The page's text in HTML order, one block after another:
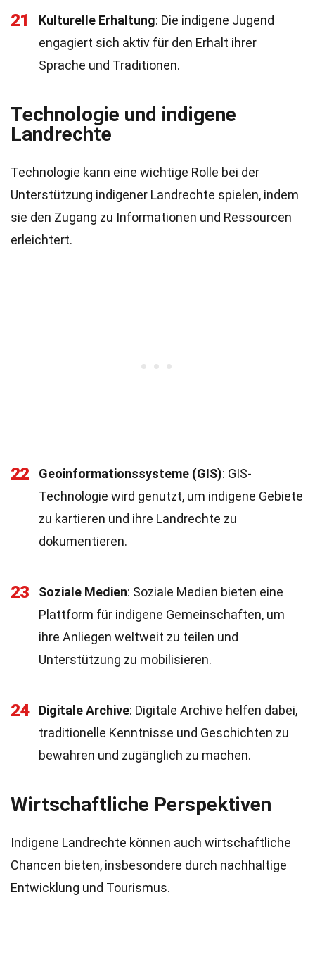
21 Kulturelle Erhaltung: Die indigene Jugend
engagiert sich aktiv für den Erhalt ihrer
Sprache und Traditionen.
Technologie und indigene
Landrechte
Technologie kann eine wichtige Rolle bei der
Unterstützung indigener Landrechte spielen, indem
sie den Zugang zu Informationen und Ressourcen
erleichtert.
22 Geoinformationssysteme (GIS): GIS-
Technologie wird genutzt, um indigene Gebiete
zu kartieren und ihre Landrechte zu
dokumentieren.
23 Soziale Medien: Soziale Medien bieten eine
Plattform für indigene Gemeinschaften, um
ihre Anliegen weltweit zu teilen und
Unterstützung zu mobilisieren.
24 Digitale Archive: Digitale Archive helfen dabei,
traditionelle Kenntnisse und Geschichten zu
bewahren und zugänglich zu machen.
Wirtschaftliche Perspektiven
Indigene Landrechte können auch wirtschaftliche
Chancen bieten, insbesondere durch nachhaltige
Entwicklung und Tourismus.